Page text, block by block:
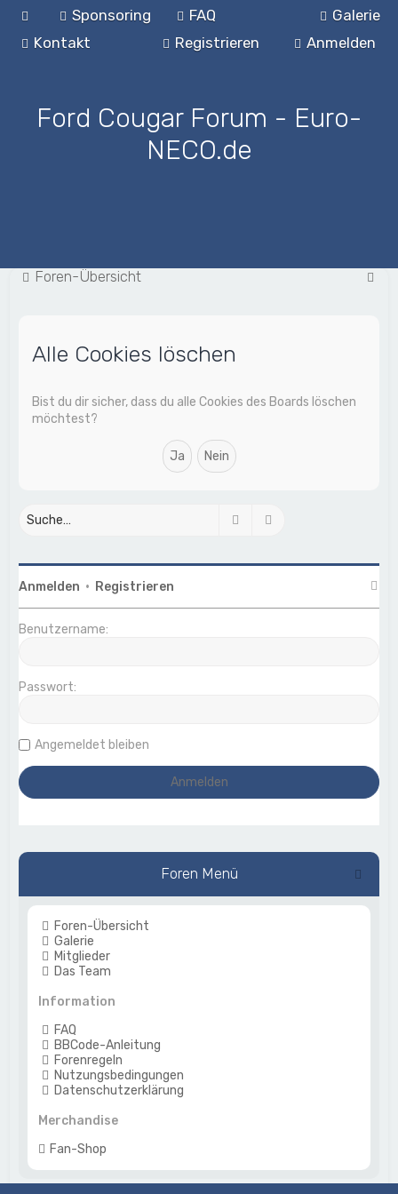
Galerie
Sponsoring
FAQ
Kontakt
Anmelden
Registrieren
Ford Cougar Forum - Euro-
NECO.de
Foren-Übersicht
Alle Cookies löschen
Bist du dir sicher, dass du alle Cookies des Boards löschen
möchtest?
Suche
Anmelden • Registrieren
Benutzername:
Passwort:
Angemeldet bleiben
Foren Menü
Foren-Übersicht
Galerie
Mitglieder
Das Team
Information
FAQ
BBCode-Anleitung
Forenregeln
Nutzungsbedingungen
Datenschutzerklärung
Merchandise
Fan-Shop